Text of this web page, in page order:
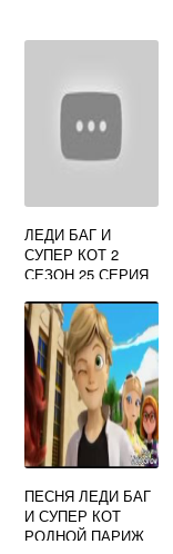
ЛЕДИ БАГ И
СУПЕР КОТ 2
СЕЗОН 25 СЕРИЯ
ПЕСНЯ ЛЕДИ БАГ
И СУПЕР КОТ
РОДНОЙ ПАРИЖ